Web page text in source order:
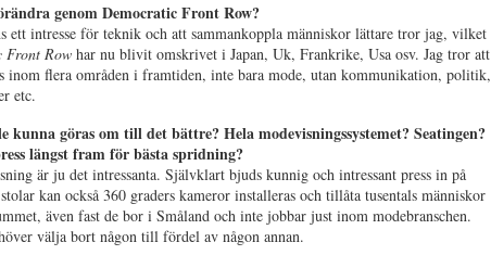
genom Democratic Front Row?
ett intresse för teknik och att sammankoppla människor lättare tror jag, vilket
Front Row har nu blivit omskrivet i Japan, Uk, Frankrike, Usa osv. Jag tror att
inom flera områden i framtiden, inte bara mode, utan kommunikation, politik,
etc.
göras om till det bättre? Hela modevisningssystemet? Seatingen?
längst fram för bästa spridning?
är ju det intressanta. Självklart bjuds kunnig och intressant press in på
kan också 360 graders kameror installeras och tillåta tusentals människor
även fast de bor i Småland och inte jobbar just inom modebranschen.
välja bort någon till fördel av någon annan.